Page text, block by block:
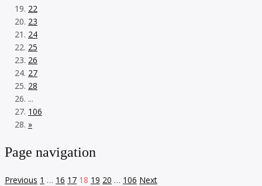
22
23
24
25
26
27
28
...
106
»
Page navigation
Previous 1 … 16 17 18 19 20 … 106 Next